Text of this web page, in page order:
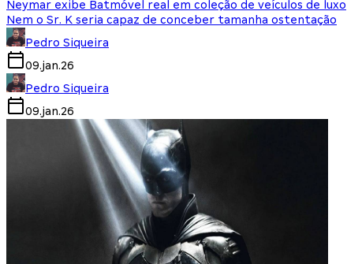
Neymar exibe Batmóvel real em coleção de veículos de luxo
Nem o Sr. K seria capaz de conceber tamanha ostentação
Pedro Siqueira
09.jan.26
Pedro Siqueira
09.jan.26